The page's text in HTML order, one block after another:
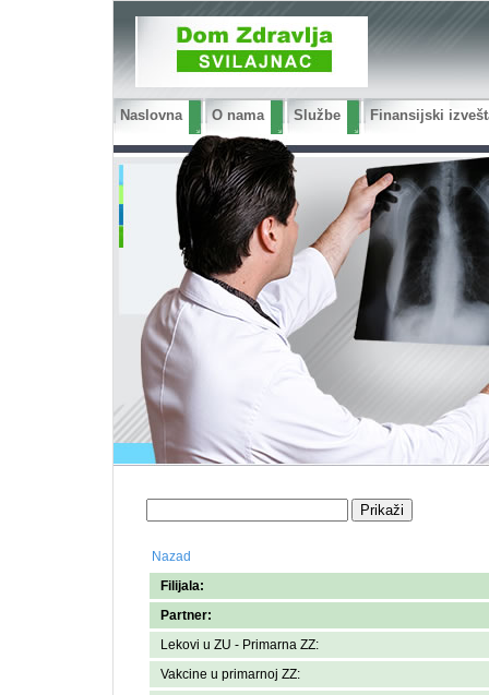
Naslovna O nama Službe Finansijski
Nazad
Filijala:
Partner:
Lekovi u ZU - Primarna ZZ:
Vakcine u primarnoj ZZ: